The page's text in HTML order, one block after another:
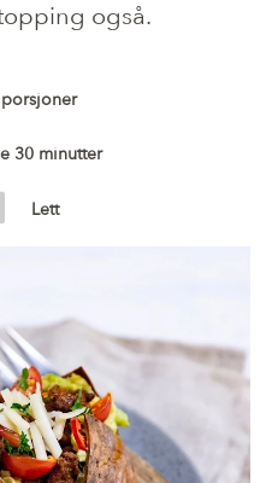
også.
30 minutter
Lett